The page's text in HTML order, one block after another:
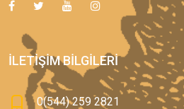
İLETIŞIM BILGILERI
0(544) 259 2821